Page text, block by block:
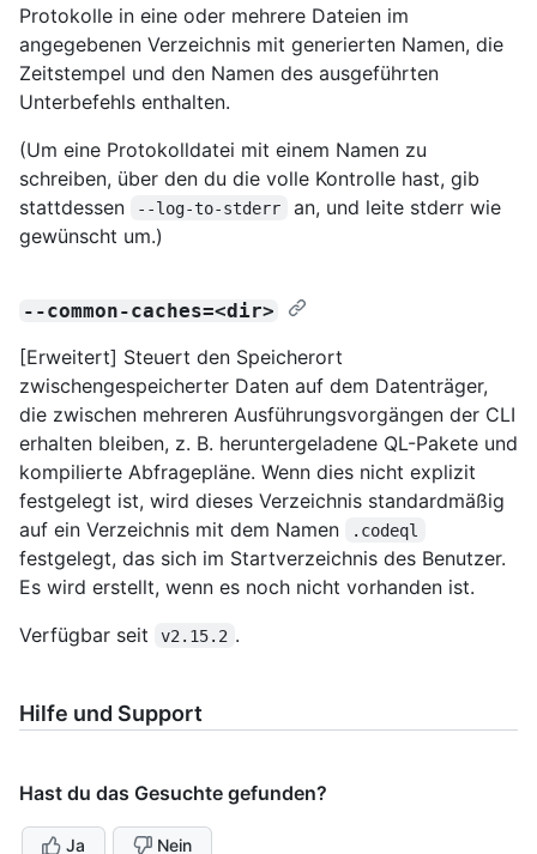
Protokolle in eine oder mehrere Dateien im
angegebenen Verzeichnis mit generierten Namen, die
Zeitstempel und den Namen des ausgeführten
Unterbefehls enthalten.
(Um eine Protokolldatei mit einem Namen zu
schreiben, über den du die volle Kontrolle hast, gib
stattdessen
--log-to-stderr
an, und leite stderr wie
gewünscht um.)
--common-caches=<dir>
[Erweitert] Steuert den Speicherort
zwischengespeicherter Daten auf dem Datenträger,
die zwischen mehreren Ausführungsvorgängen der CLI
erhalten bleiben, z. B. heruntergeladene QL-Pakete und
kompilierte Abfragepläne. Wenn dies nicht explizit
festgelegt ist, wird dieses Verzeichnis standardmäßig
auf ein Verzeichnis mit dem Namen
.codeql
festgelegt, das sich im Startverzeichnis des Benutzer.
Es wird erstellt, wenn es noch nicht vorhanden ist.
Verfügbar seit
v2.15.2 .
Hilfe und Support
Hast du das Gesuchte gefunden?
Ja Nein